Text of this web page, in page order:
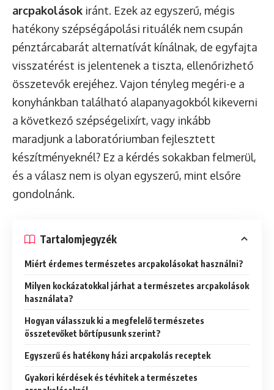
arcpakolások iránt. Ezek az egyszerű, mégis
hatékony szépségápolási rituálék nem csupán
pénztárcabarát alternatívát kínálnak, de egyfajta
visszatérést is jelentenek a tiszta, ellenőrizhető
összetevők erejéhez. Vajon tényleg megéri-e a
konyhánkban található alapanyagokból kikeverni
a következő szépségelixírt, vagy inkább
maradjunk a laboratóriumban fejlesztett
készítményeknél? Ez a kérdés sokakban felmerül,
és a válasz nem is olyan egyszerű, mint elsőre
gondolnánk.
Tartalomjegyzék
Miért érdemes természetes arcpakolásokat használni?
Milyen kockázatokkal járhat a természetes arcpakolások
használata?
Hogyan válasszuk ki a megfelelő természetes
összetevőket bőrtípusunk szerint?
Egyszerű és hatékony házi arcpakolás receptek
Gyakori kérdések és tévhitek a természetes